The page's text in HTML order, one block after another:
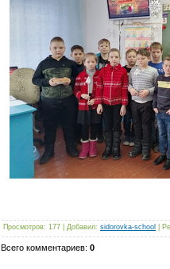
Просмотров: 177 Добавил: sidorovka-school
Всего комментариев: 0